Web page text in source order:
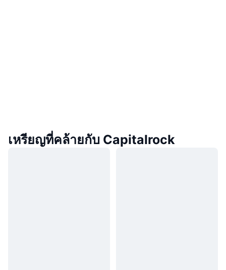
เหรียญที่คล้ายกับ Capitalrock